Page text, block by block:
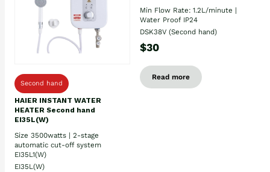
Second hand
HAIER INSTANT WATER
HEATER Second hand
EI35L(W)
Size 3500watts | 2-stage
automatic cut-off system
EI35L1(W)
EI35L(W)
Min Flow Rate: 1.2L/minute |
Water Proof IP24
DSK38V (Second hand)
$30
Read more